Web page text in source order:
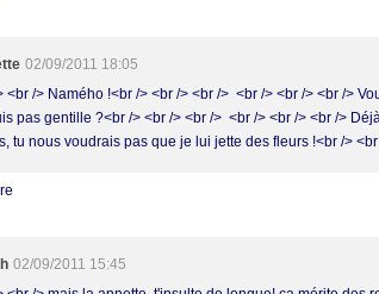
02/09/2011 18:05
<br /> Namého !<br /> <br /> <br /> <br /> <br /> <br />
pas gentille ?<br /> <br /> <br /> <br /> <br /> <br />
tu nous voudrais pas que je lui jette des fleurs !<br />
02/09/2011 15:45